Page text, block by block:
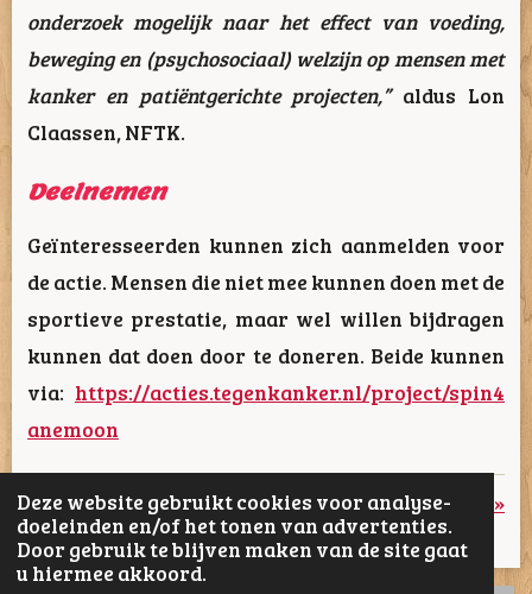
Deze website gebruikt cookies voor analyse-
doeleinden en/of het tonen van advertenties.
Door gebruik te blijven maken van de site gaat
u hiermee akkoord.
onderzoek mogelijk naar het effect van voeding,
beweging en (psychosociaal) welzijn op mensen met
kanker en patiëntgerichte projecten,”aldus Lon
Claassen, NFTK.
Deelnemen
Geïnteresseerden kunnen zich aanmelden voor
de actie. Mensen die niet mee kunnen doen met de
sportieve prestatie, maar wel willen bijdragen
kunnen dat doen door te doneren. Beide kunnen
via: https://acties.tegenkanker.nl/project/spin4
anemoon
«Vorige Volgende »
D
e
D
e
S
h
D
e